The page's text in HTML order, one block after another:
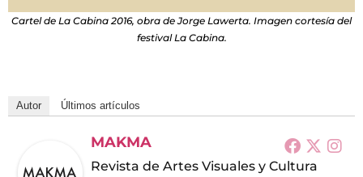
Cartel de La Cabina 2016, obra de Jorge Lawerta. Imagen cortesía del
festival La Cabina.
Autor Últimos artículos
MAKMA
Revista de Artes Visuales y Cultura